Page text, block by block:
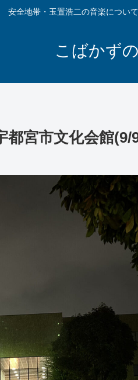
安全地帯・玉置浩二の音楽につい
こばかず
宮市文化会館